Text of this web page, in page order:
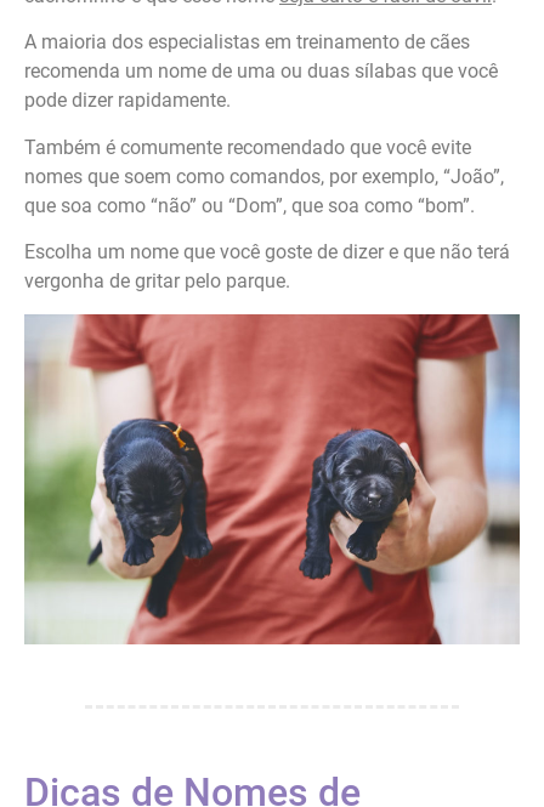
A maioria dos especialistas em treinamento de cães
recomenda um nome de uma ou duas sílabas que você
pode dizer rapidamente.
Também é comumente recomendado que você evite
nomes que soem como comandos, por exemplo, “João”,
que soa como “não” ou “Dom”, que soa como “bom”.
Escolha um nome que você goste de dizer e que não terá
vergonha de gritar pelo parque.
Dicas de Nomes de